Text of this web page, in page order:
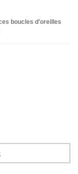
boucles d'oreilles